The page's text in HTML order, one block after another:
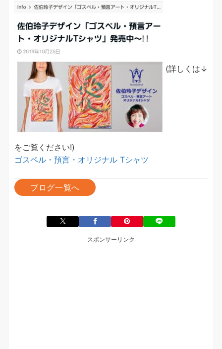
(詳しくは↓
をご覧ください!)
ゴスペル・預言・オリジナル Tシャツ
ブログ一覧へ
スポンサーリンク